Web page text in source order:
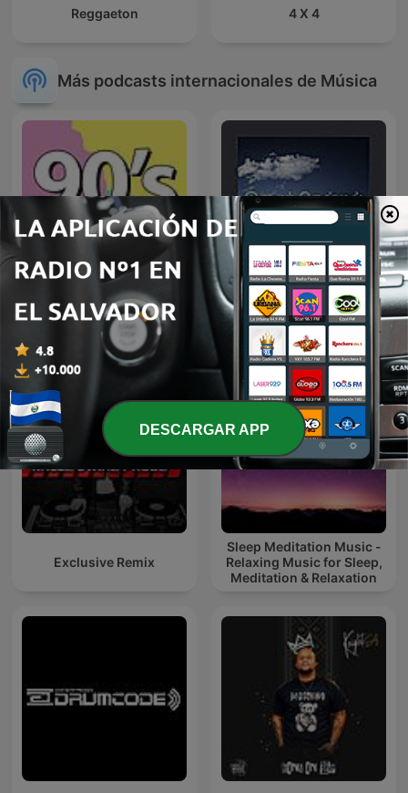
Reggaeton 4 X 4
Más podcasts internacionales de Música
90's mix இசைத் தென்றல்
Exclusive Remix
Sleep Meditation Music -
Relaxing Music for Sleep,
Meditation & Relaxation
DESCARGAR APP